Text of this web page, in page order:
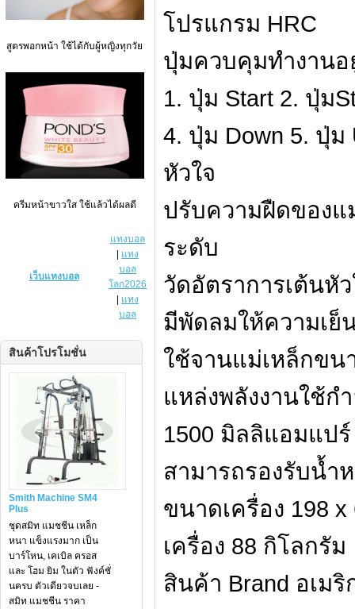
สูตรพอกหน้า ใช้ได้กับผู้หญิงทุกวัย
ครีมหน้าขาวใส ใช้แล้วได้ผลดี
เว็บแทงบอล
แทงบอล
แทง
บอล
โลก2026
แทง
บอล
สินค้าโปรโมชั่น
Smith Machine SM4
Plus
ชุดสมิท แมชชีน เหล็ก
หนา แข็งแรงมาก เป็น
บาร์โหน, เคเบิล ครอส
และ โฮม ยิม ในตัว ฟังค์ชั่
นครบ ตัวเดียวจบเลย -
สมิท แมชชีน ราคา
โปรแกรม HRC
ปุ่มควบคุมทำงาน
1. ปุ่ม Start 2. ปุ่ม
4. ปุ่ม Down 5. ปุ่
หัวใจ
ปรับความฝืดของแ
ระดับ
วัดอัตราการเต้นหั
มีพัดลมให้ความเย็
ใช้จานแม่เหล็กขน
แหล่งพลังงานใช้ก
1500 มิลลิแอมแป
สามารถรองรับน้ำ
ขนาดเครื่อง 198
เครื่อง 88 กิโลกรัม
สินค้า Brand อเมริ